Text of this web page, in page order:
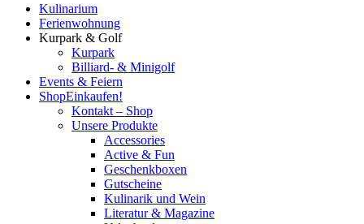
Kulinarium
Ferienwohnung
Kurpark & Golf
Kurpark
Billiard- & Minigolf
Events & Feiern
ShopEinkaufen!
Kontakt – Shop
Unsere Produkte
Accessories
Active & Fun
Geschenkboxen
Gutscheine
Kulinarik und Wein
Literatur & Magazine